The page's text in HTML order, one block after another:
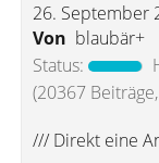
26. September
Von blaubär+
Status:
(20367
/// Direkt eine